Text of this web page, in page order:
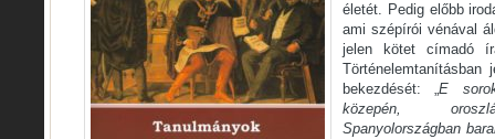
életét. Pedig előbb
ami szépírói vénával
jelen kötet címadó
bekezdését: „E
közepén,
Spanyolországban